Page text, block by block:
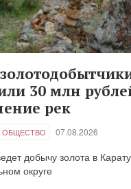
30 млн
рек
ОБЩЕСТВО 07.08.2026
добычу золота в
округе